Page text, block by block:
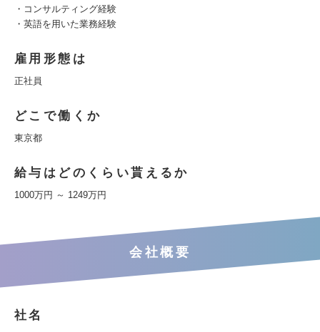
・コンサルティング経験
・英語を用いた業務経験
雇用形態は
正社員
どこで働くか
東京都
給与はどのくらい貰えるか
1000万円 ～ 1249万円
会社概要
社名